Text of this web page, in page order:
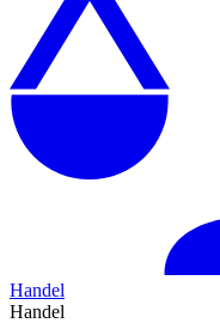
Handel
Handel